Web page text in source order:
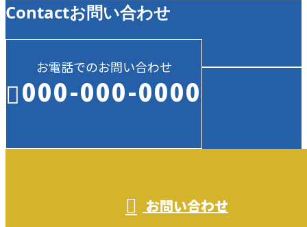
Contactお問い合わせ
お電話でのお問い合わせ
000-000-0000
お問い合わせ